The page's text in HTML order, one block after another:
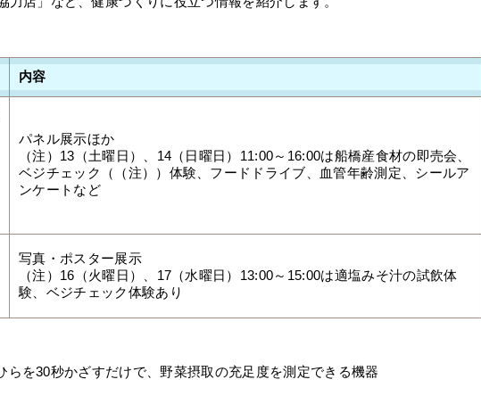
内容
パネル展示ほか
（注）13（土曜日）、14（日曜日）11:00～16:00は船橋産食材の即売会、
ベジチェック（（注））体験、フードドライブ、血管年齢測定、シールア
ンケートなど
写真・ポスター展示
（注）16（火曜日）、17（水曜日）13:00～15:00は適塩みそ汁の試飲体
験、ベジチェック体験あり
らを30秒かざすだけで、野菜摂取の充足度を測定できる機器